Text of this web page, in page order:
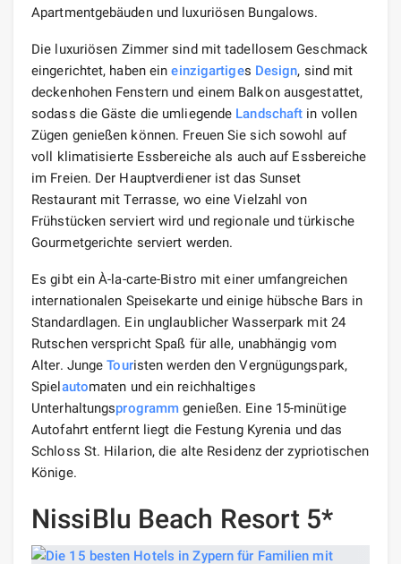
Apartmentgebäuden und luxuriösen Bungalows.
Die luxuriösen Zimmer sind mit tadellosem Geschmack
eingerichtet, haben eineinzigartiges Design, sind mit
deckenhohen Fenstern und einem Balkon ausgestattet,
sodass die Gäste die umliegende Landschaft in vollen
Zügen genießen können. Freuen Sie sich sowohl auf
voll klimatisierte Essbereiche als auch auf Essbereiche
im Freien. Der Hauptverdiener ist das Sunset
Restaurant mit Terrasse, wo eine Vielzahl von
Frühstücken serviert wird und regionale und türkische
Gourmetgerichte serviert werden.
Es gibt ein À-la-carte-Bistro mit einer umfangreichen
internationalen Speisekarte und einige hübsche Bars in
Standardlagen. Ein unglaublicher Wasserpark mit 24
Rutschen verspricht Spaß für alle, unabhängig vom
Alter. JungeTouristen werden den Vergnügungspark,
Spielautomaten und ein reichhaltiges
Unterhaltungsprogramm genießen. Eine 15-minütige
Autofahrt entfernt liegt die Festung Kyrenia und das
Schloss St. Hilarion, die alte Residenz der zypriotischen
Könige.
NissiBlu Beach Resort 5*